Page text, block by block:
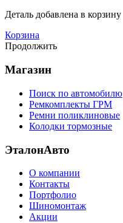
Деталь добавлена в корзину
Корзина
Продолжить
Магазин
Поиск по автомобилю
Ремкомплекты ГРМ
Ремни поликлиновые
Колодки тормозные
ЭталонАвто
О компании
Контакты
Портфолио
Шиномонтаж
Акции